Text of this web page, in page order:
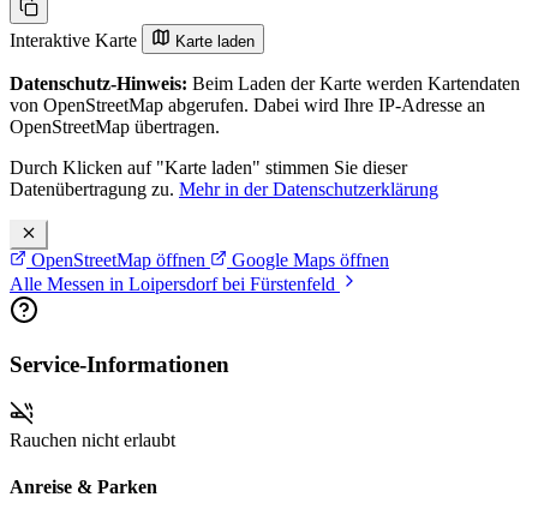
Interaktive Karte Karte laden
Datenschutz-Hinweis: Beim Laden der Karte werden Kartendaten
von OpenStreetMap abgerufen. Dabei wird Ihre IP-Adresse an
OpenStreetMap übertragen.
Durch Klicken auf "Karte laden" stimmen Sie dieser
Datenübertragung zu. Mehr in der Datenschutzerklärung
OpenStreetMap öffnen
Google Maps öffnen
Alle Messen in Loipersdorf bei Fürstenfeld
Service-Informationen
Rauchen nicht erlaubt
Anreise & Parken